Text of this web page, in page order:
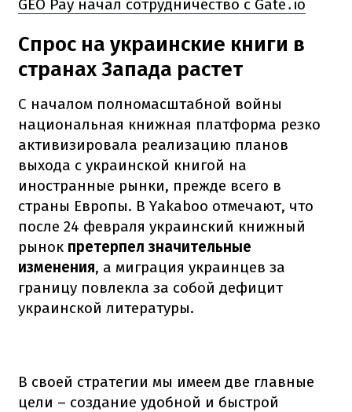
GEO Pay начал сотрудничество с Gate․io
Спрос на украинские книги в
странах Запада растет
С началом полномасштабной войны
национальная книжная платформа резко
активизировала реализацию планов
выхода с украинской книгой на
иностранные рынки, прежде всего в
страны Европы. В Yakaboo отмечают, что
после 24 февраля украинский книжный
рынок претерпел значительные
изменения, а миграция украинцев за
границу повлекла за собой дефицит
украинской литературы.
В своей стратегии мы имеем две главные
цели – создание удобной и быстрой